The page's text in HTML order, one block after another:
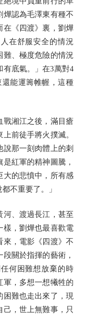
燁認為毛澤東有種不
在《四渡》裏，劉燁
在舒服安全的情況
難、極度危險的情況
有底氣。」在3萬對4
能運籌帷幄，這種
湘江之後，滿目瘡
前徒手將火撲滅。
那一刻肉體上的刺
紅軍的精神圖騰，
大的悲憤中，所有感
不重要了。」
、渡過長江，甚至
樣，劉燁也最喜歡電
來，電影《四渡》不
關於指揮的藝術，
何困難想放棄的時
軍，多想一想犧牲的
困難也走出來了，現
，世上無難事，只